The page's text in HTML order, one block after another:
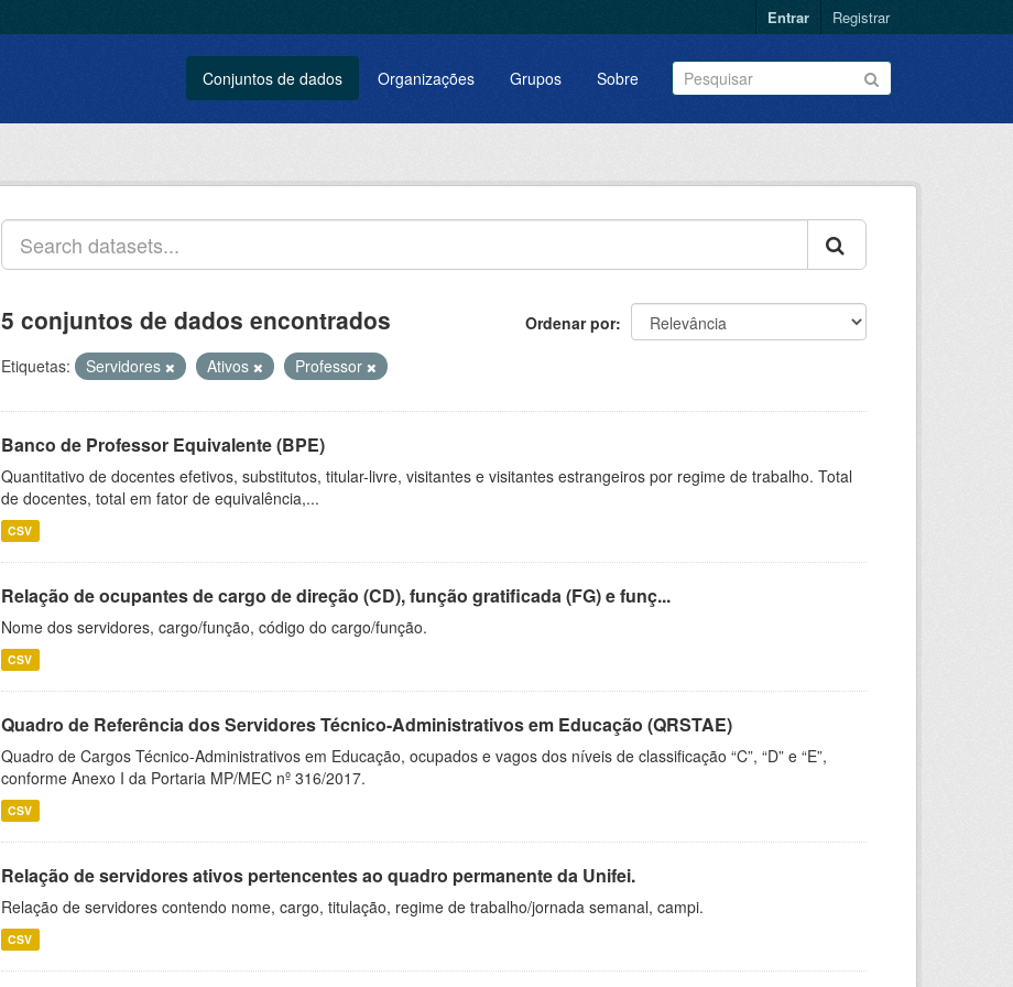
Entrar Registrar
Conjuntos de dados Organizações Grupos Sobre
Ordenar por
5 conjuntos de dados encontrados
Etiquetas: Servidores Ativos Professor
Banco de Professor Equivalente (BPE)
Quantitativo de docentes efetivos, substitutos, titular-livre, visitantes e visitantes estrangeiros por regime de trabalho. Total
de docentes, total em fator de equivalência,...
CSV
Relação de ocupantes de cargo de direção (CD), função gratificada (FG) e funç...
Nome dos servidores, cargo/função, código do cargo/função.
CSV
Quadro de Referência dos Servidores Técnico-Administrativos em Educação (QRSTAE)
Quadro de Cargos Técnico-Administrativos em Educação, ocupados e vagos dos níveis de classificação “C”, “D” e “E”,
conforme Anexo I da Portaria MP/MEC nº 316/2017.
CSV
Relação de servidores ativos pertencentes ao quadro permanente da Unifei.
Relação de servidores contendo nome, cargo, titulação, regime de trabalho/jornada semanal, campi.
CSV